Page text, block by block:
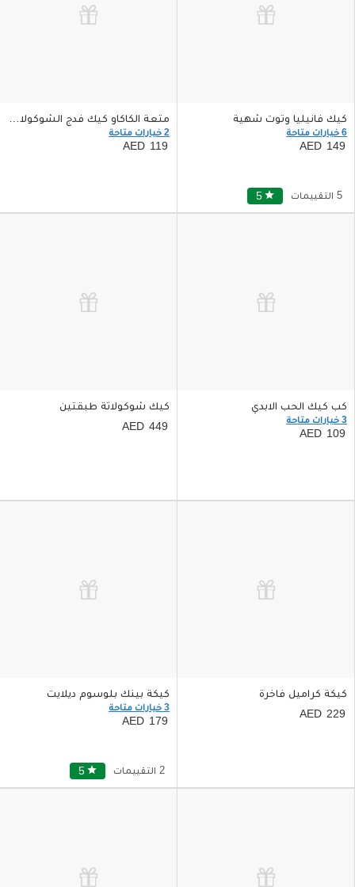
كيك فانيليا وتوت شهية
6 خيارات متاحة
149
5 star 5 التقييمات
2 خيارات متاحة
119
كب كيك الحب الابدي
3 خيارات متاحة
109
كيك شوكولاتة طبقتين
449
كيكة كراميل فاخرة
229
كيكة بينك بلوسوم ديلايت
3 خيارات متاحة
179
5 star 2 التقييمات